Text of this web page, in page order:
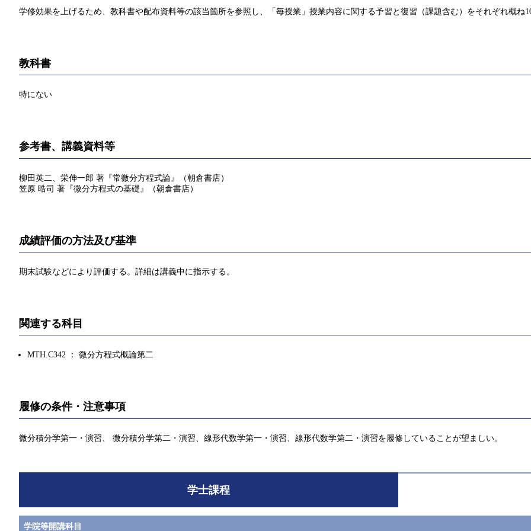
学修効果を上げるため、教科書や配布資料等の該当箇所を参照し、「毎授業」授業内容に関する予習と復習（課題含む）をそれぞれ概ね
教科書
特にない
参考書、講義資料等
柳田英二、栄伸一郎 著『常微分方程式論』（朝倉書店）
笠原 晧司 著『微分方程式の基礎』（朝倉書店）
成績評価の方法及び基準
期末試験などにより評価する。詳細は講義中に指示する。
関連する科目
MTH.C342 ： 微分方程式概論第二
履修の条件・注意事項
微分積分学第一・演習、 微分積分学第二・演習、線形代数学第一・演習、線形代数学第二・演習を履修していることが望ましい。
学士課程
学院等開講科目